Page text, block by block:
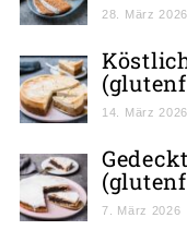
28. März 2026
14. März 2026
7. März 2026